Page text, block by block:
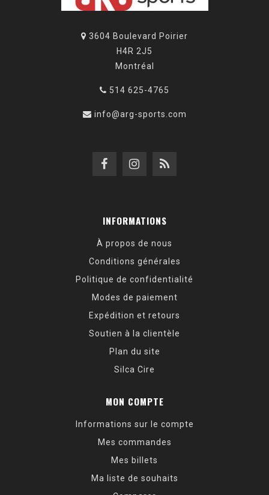
3604 Boulevard Poirier
H4R 2J5
Montréal
514 625-4765
info@arg-sports.com
INFORMATIONS
À propos de nous
Conditions générales
Politique de confidentialité
Modes de paiement
Expédition et retours
Soutien à la clientèle
Plan du site
Silca Cire
MON COMPTE
Informations sur le compte
Mes commandes
Mes billets
Ma liste de souhaits